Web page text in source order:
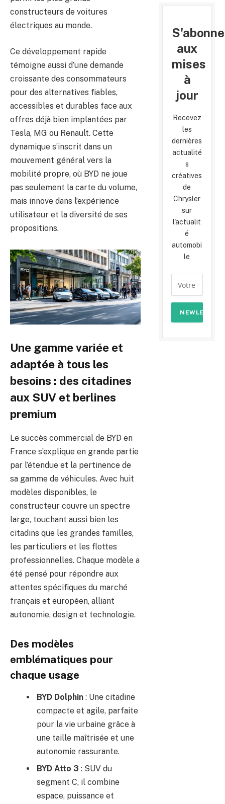
constructeurs de voitures
électriques au monde.
Ce développement rapide
témoigne aussi d’une demande
croissante des consommateurs
pour des alternatives fiables,
accessibles et durables face aux
offres déjà bien implantées par
Tesla, MG ou Renault. Cette
dynamique s’inscrit dans un
mouvement général vers la
mobilité propre, où BYD ne joue
pas seulement la carte du volume,
mais innove dans l’expérience
utilisateur et la diversité de ses
propositions.
Une gamme variée et
adaptée à tous les
besoins : des citadines
aux SUV et berlines
premium
Le succès commercial de BYD en
France s’explique en grande partie
par l’étendue et la pertinence de
sa gamme de véhicules. Avec huit
modèles disponibles, le
constructeur couvre un spectre
large, touchant aussi bien les
citadins que les grandes familles,
les particuliers et les flottes
professionnelles. Chaque modèle a
été pensé pour répondre aux
attentes spécifiques du marché
français et européen, alliant
autonomie, design et technologie.
Des modèles
emblématiques pour
chaque usage
BYD Dolphin : Une citadine
compacte et agile, parfaite
pour la vie urbaine grâce à
une taille maîtrisée et une
autonomie rassurante.
BYD Atto 3 : SUV du
segment C, il combine
espace, puissance et
aux
mises
à
jour
Recevez
les
dernières
actualité
s
créatives
de
Chrysler
sur
l'actualit
é
automobi
le